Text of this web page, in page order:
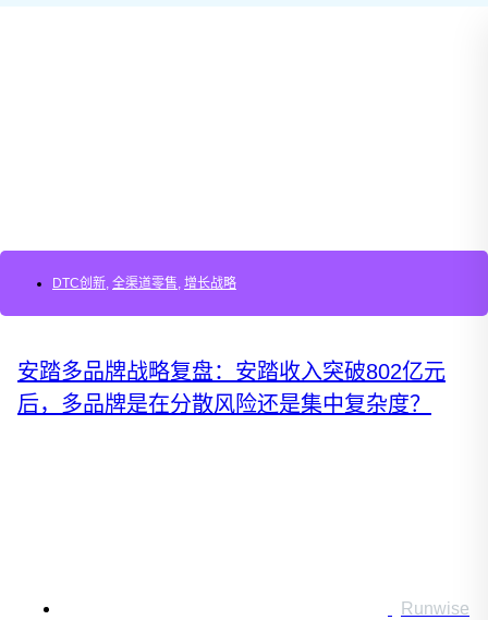
DTC创新, 全渠道零售, 增长战略
安踏多品牌战略复盘：安踏收入突破802亿元
后，多品牌是在分散风险还是集中复杂度？
Runwise